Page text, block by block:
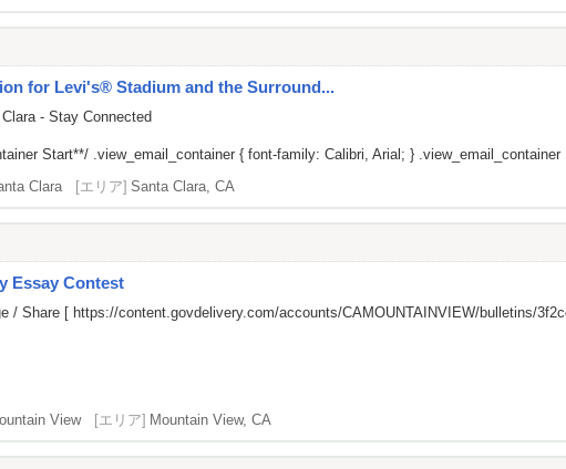
for Levi's® Stadium and the Surround...
- Stay Connected
Start**/ .view_email_container { font-family: Calibri, Arial; }
Clara [エリア] Santa Clara, CA
Essay Contest
/ Share [ https://content.govdelivery.com/accounts/CAMOUNTAINVIEW/bulletins/
View [エリア] Mountain View, CA